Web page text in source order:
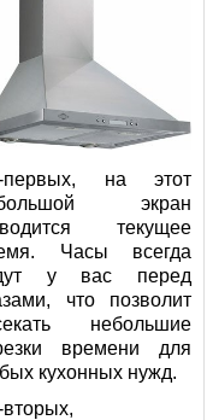
первых, на этот
экран
текущее
Часы всегда
у вас перед
что позволит
небольшие
времени для
кухонных нужд.